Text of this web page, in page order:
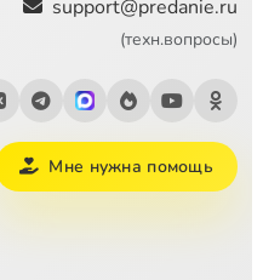
support@predanie.ru
(техн.вопросы)
Мне нужна помощь